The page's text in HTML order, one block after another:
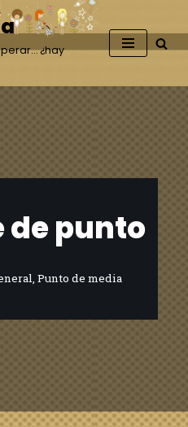
¿hay
de punto
, Punto de media